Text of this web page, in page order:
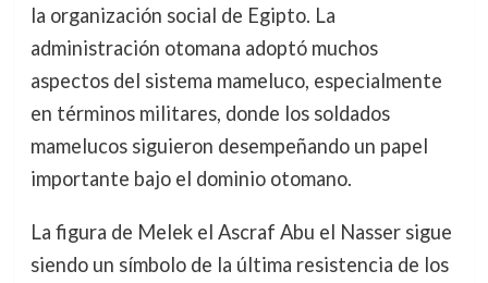
la organización social de Egipto. La
administración otomana adoptó muchos
aspectos del sistema mameluco, especialmente
en términos militares, donde los soldados
mamelucos siguieron desempeñando un papel
importante bajo el dominio otomano.
La figura de Melek el Ascraf Abu el Nasser sigue
siendo un símbolo de la última resistencia de los